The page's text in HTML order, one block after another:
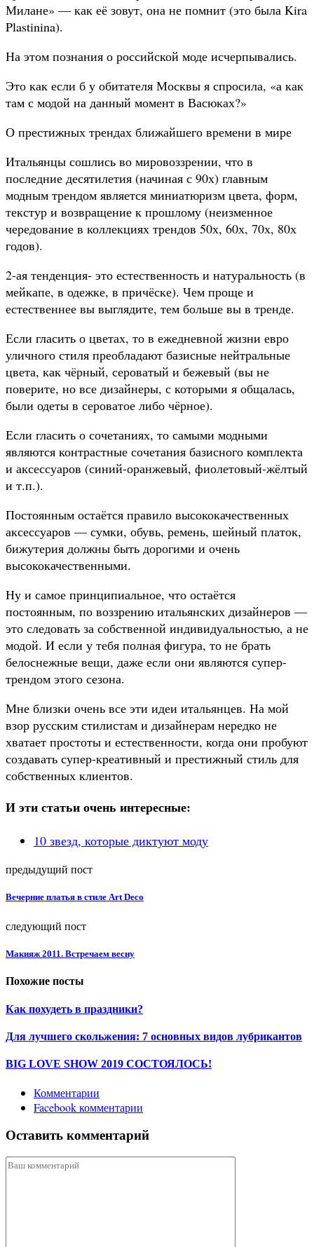
Милане» — как её зовут, она не помнит (это была Kira
Plastinina).
На этом познания о российской моде исчерпывались.
Это как если б у обитателя Москвы я спросила, «а как
там с модой на данный момент в Васюках?»
О престижных трендах ближайшего времени в мире
Итальянцы сошлись во мировоззрении, что в
последние десятилетия (начиная с 90х) главным
модным трендом является миниатюризм цвета, форм,
текстур и возвращение к прошлому (неизменное
чередование в коллекциях трендов 50х, 60х, 70х, 80х
годов).
2-ая тенденция- это естественность и натуральность (в
мейкапе, в одежке, в причёске). Чем проще и
естественнее вы выглядите, тем больше вы в тренде.
Если гласить о цветах, то в ежедневной жизни евро
уличного стиля преобладают базисные нейтральные
цвета, как чёрный, сероватый и бежевый (вы не
поверите, но все дизайнеры, с которыми я общалась,
были одеты в сероватое либо чёрное).
Если гласить о сочетаниях, то самыми модными
являются контрастные сочетания базисного комплекта
и аксессуаров (синий-оранжевый, фиолетовый-жёлтый
и т.п.).
Постоянным остаётся правило высококачественных
аксессуаров — сумки, обувь, ремень, шейный платок,
бижутерия должны быть дорогими и очень
высококачественными.
Ну и самое принципиальное, что остаётся
постоянным, по воззрению итальянских дизайнеров —
это следовать за собственной индивидуальностью, а не
модой. И если у тебя полная фигура, то не брать
белоснежные вещи, даже если они являются супер-
трендом этого сезона.
Мне близки очень все эти идеи итальянцев. На мой
взор русским стилистам и дизайнерам нередко не
хватает простоты и естественности, когда они пробуют
создавать супер-креативный и престижный стиль для
собственных клиентов.
И эти статьи очень интересные:
10 звезд, которые диктуют моду
предыдущий пост
Вечерние платья в стиле Art Deco
следующий пост
Макияж 2011. Встречаем весну
Похожие посты
Как похудеть в праздники?
Для лучшего скольжения: 7 основных видов лубрикантов
BIG LOVE SHOW 2019 СОСТОЯЛОСЬ!
Комментарии
Facebook комментарии
Оставить комментарий